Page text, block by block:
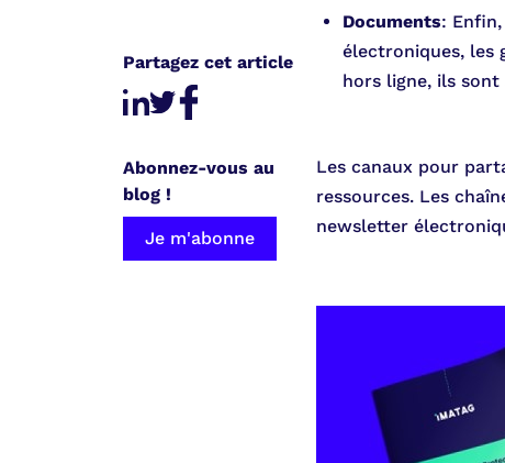
Partagez cet article
Abonnez-vous au
blog !
Je m'abonne
Documents:
électroniques, les
hors ligne, ils
Les canaux pour
ressources. Les
newsletter